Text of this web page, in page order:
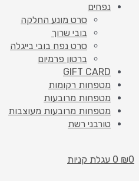
נפחים
סרט מונע החלקה
בובי שרוך
סרט נפח בובי בייגלה
ברטון פרמיום
GIFT CARD
מטפחות רקומות
מטפחות מרובעות
מטפחות מרובעות מעוצבות
טורבני רשת
₪0
0 עגלת קניות